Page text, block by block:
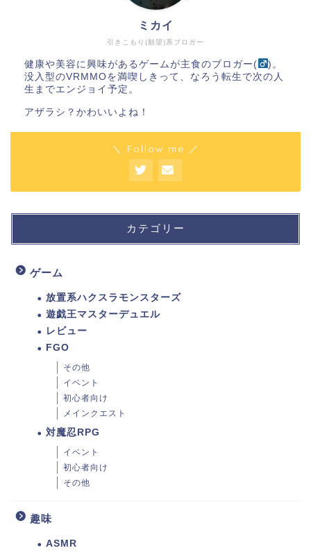
引きこもり(願望)系ブロガー
ミカイ
健康や美容に興味があるゲームが主食のブロガー(
)。
没入型のVRMMOを満喫しきって、なろう転生で次の人
生までエンジョイ予定。
アザラシ？かわいいよね！
＼ Follow me ／
カテゴリー
ゲーム
放置系ハクスラモンスターズ
遊戯王マスターデュエル
レビュー
FGO
その他
イベント
初心者向け
メインクエスト
対魔忍RPG
イベント
初心者向け
その他
趣味
ASMR